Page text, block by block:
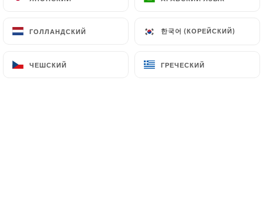
ГОЛЛАНДСКИЙ 한국어 (КОРЕЙСКИЙ)
ЧЕШСКИЙ ГРЕЧЕСКИЙ
ГОЛЛАНДСКИЙ 한국어 (КОРЕЙСКИЙ)
ЧЕШСКИЙ ГРЕЧЕСКИЙ